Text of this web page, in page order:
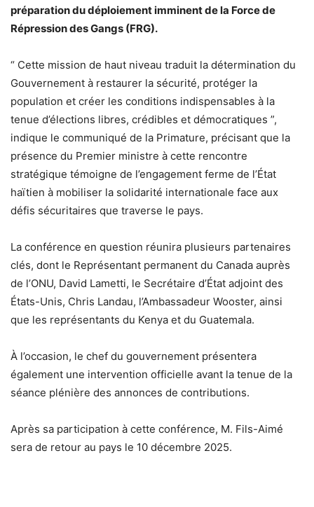
préparation du déploiement imminent de la Force de
Répression des Gangs (FRG).
“ Cette mission de haut niveau traduit la détermination du
Gouvernement à restaurer la sécurité, protéger la
population et créer les conditions indispensables à la
tenue d’élections libres, crédibles et démocratiques ”,
indique le communiqué de la Primature, précisant que la
présence du Premier ministre à cette rencontre
stratégique témoigne de l’engagement ferme de l’État
haïtien à mobiliser la solidarité internationale face aux
défis sécuritaires que traverse le pays.
La conférence en question réunira plusieurs partenaires
clés, dont le Représentant permanent du Canada auprès
de l’ONU, David Lametti, le Secrétaire d’État adjoint des
États-Unis, Chris Landau, l’Ambassadeur Wooster, ainsi
que les représentants du Kenya et du Guatemala.
À l’occasion, le chef du gouvernement présentera
également une intervention officielle avant la tenue de la
séance plénière des annonces de contributions.
Après sa participation à cette conférence, M. Fils-Aimé
sera de retour au pays le 10 décembre 2025.